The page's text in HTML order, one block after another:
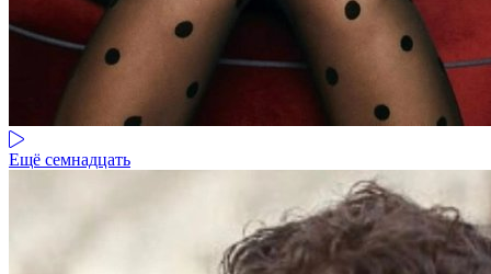
Ещё семнадцать